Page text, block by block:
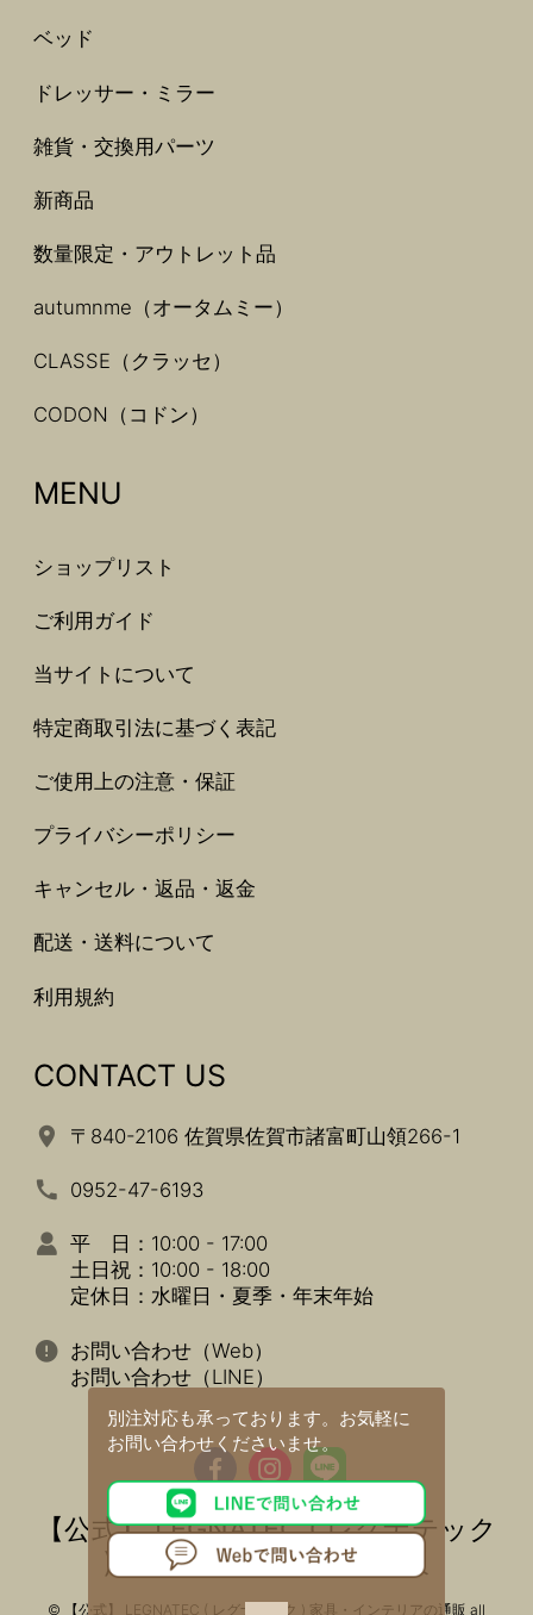
別注対応も承っております。 お気軽に
お問い合わせくださいませ。
ベッド
ドレッサー・ミラー
雑貨・交換用パーツ
新商品
数量限定・アウトレット品
autumnme（オータムミー）
CLASSE（クラッセ）
CODON（コドン）
MENU
ショップリスト
ご利用ガイド
当サイトについて
特定商取引法に基づく表記
ご使用上の注意・保証
プライバシーポリシー
キャンセル・返品・返金
配送・送料について
利用規約
CONTACT US
〒840-2106 佐賀県佐賀市諸富町山領266-1
0952-47-6193
平 日：10:00 - 17:00
土日祝：10:00 - 18:00
定休日：水曜日・夏季・年末年始
お問い合わせ（Web）
お問い合わせ（LINE）
【公式】 LEGNATEC ( レグナテック
) 家具・インテリアの通販
© 【公式】 LEGNATEC ( レグナテック ) 家具・インテリアの通販 all